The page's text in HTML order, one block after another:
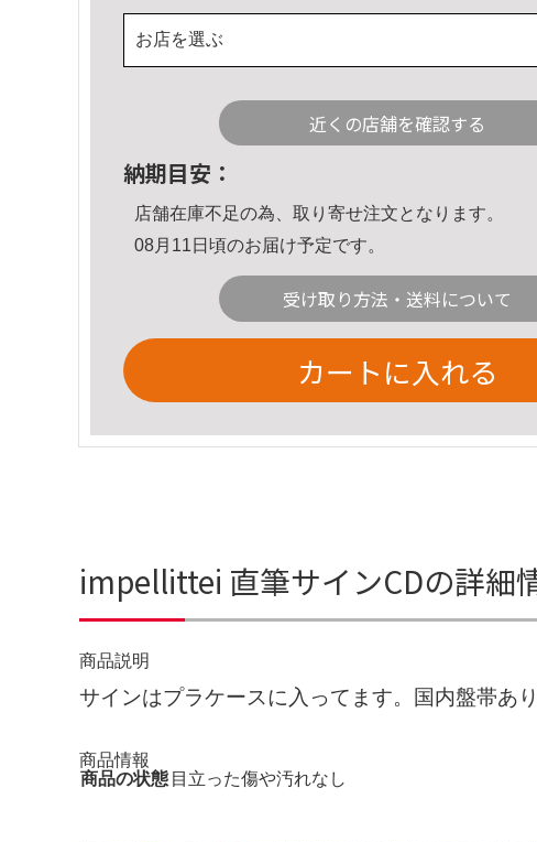
お店を選ぶ
近くの店舗を確認する
納期目安：
店舗在庫不足の為、取り寄せ注文となります。
08月11日頃のお届け予定です。
受け取り方法・送料について
カートに入れる
impellittei 直筆サインCDの詳細
商品説明
サインはプラケースに入ってます。国内盤帯あり
商品情報
商品の状態 目立った傷や汚れなし